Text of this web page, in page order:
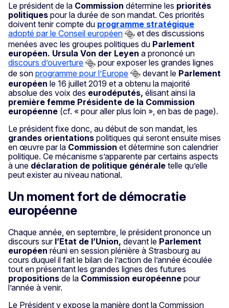
Le président de la Commission détermine les priorités
politiques pour la durée de son mandat. Ces priorités
doivent tenir compte du programme stratégique
adopté par le Conseil européen
et des discussions
menées avec les groupes politiques du Parlement
européen. Ursula Von der Leyen a prononcé un
discours d’ouverture
pour exposer les grandes lignes
de son programme pour l’Europe devant le Parlement
européen le 16 juillet 2019 et a obtenu la majorité
absolue des voix des eurodéputés, élisant ainsi la
première femme Présidente de la Commission
européenne (cf. « pour aller plus loin », en bas de page).
Le président fixe donc, au début de son mandat, les
grandes orientations politiques qui seront ensuite mises
en œuvre par la Commission et détermine son calendrier
politique. Ce mécanisme s’apparente par certains aspects
à une déclaration de politique générale telle qu’elle
peut exister au niveau national.
Un moment fort de démocratie
européenne
Chaque année, en septembre, le président prononce un
discours sur l’Etat de l’Union, devant le Parlement
européen réuni en session plénière à Strasbourg au
cours duquel il fait le bilan de l’action de l’année écoulée
tout en présentant les grandes lignes des futures
propositions de la Commission européenne pour
l’année à venir.
Le Président y expose la manière dont la Commission